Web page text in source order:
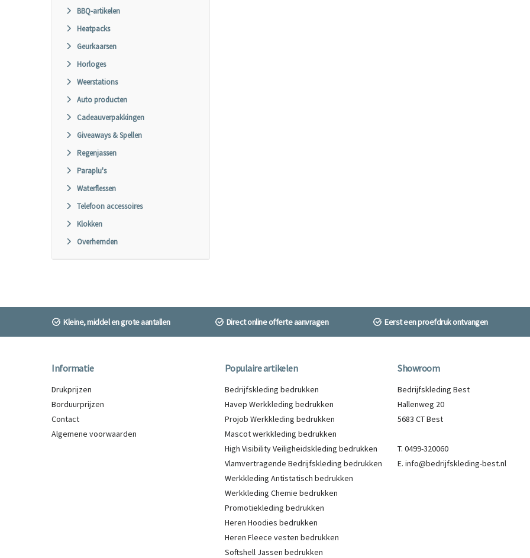
BBQ-artikelen
Heatpacks
Geurkaarsen
Horloges
Weerstations
Auto producten
Cadeauverpakkingen
Giveaways & Spellen
Regenjassen
Paraplu's
Waterflessen
Telefoon accessoires
Klokken
Overhemden
Kleine, middel en grote aantallen Direct online offerte aanvragen Eerst een proefdruk ontvangen
Informatie
Drukprijzen
Borduurprijzen
Contact
Algemene voorwaarden
Populaire artikelen
Bedrijfskleding bedrukken
Havep Werkkleding bedrukken
Projob Werkkleding bedrukken
Mascot werkkleding bedrukken
High Visibility Veiligheidskleding bedrukken
Vlamvertragende Bedrijfskleding bedrukken
Werkkleding Antistatisch bedrukken
Werkkleding Chemie bedrukken
Promotiekleding bedrukken
Heren Hoodies bedrukken
Heren Fleece vesten bedrukken
Softshell Jassen bedrukken
Showroom
Bedrijfskleding Best
Hallenweg 20
5683 CT Best
T. 0499-320060
E. info@bedrijfskleding-best.nl